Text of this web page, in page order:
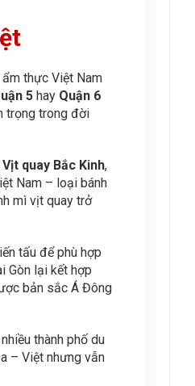
thực Việt Nam
5 hay Quận 6
trọng trong đời
Vịt quay Bắc Kinh,
Nam – loại bánh
mì vịt quay trở
tấu để phù hợp
Gòn lại kết hợp
bản sắc Á Đông
thành phố du
– Việt nhưng vẫn